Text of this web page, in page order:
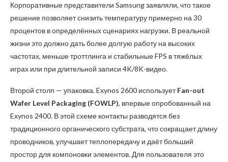
Корпоративные представители Samsung заявляли, что такое
решение позволяет снизить температуру примерно на 30
процентов в определённых сценариях нагрузки. В реальной
жизни это должно дать более долгую работу на высоких
частотах, меньше троттлинга и стабильные FPS в тяжёлых
играх или при длительной записи 4K/8K-видео.
Второй столп — упаковка. Exynos 2600 используетFan-out
Wafer Level Packaging (FOWLP), впервые опробованный на
Exynos 2400. В этой схеме контакты разводятся без
традиционного органического субстрата, что сокращает длину
проводников, улучшает теплопередачу и даёт больший
простор для компоновки элементов. Для пользователя это